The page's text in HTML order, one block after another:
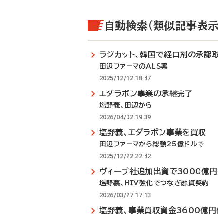
自動検索（類似記事表示
ラジカット、韓国で経口剤の承認
田辺ファーマのALS薬
2025/12/12 18:47
エダラボン事業の承継完了
塩野義、田辺から
2026/04/02 19:39
塩野義、エダラボン事業を買収
田辺ファーマから総額25億ドルで
2025/12/22 22:42
ヴィーブ社追加出資で3000億円
塩野義、HIV強化でつなぎ融資契約
2026/03/27 17:13
塩野義、事業買収資金3600億円